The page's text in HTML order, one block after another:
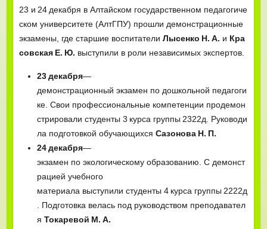
23 и 24 декабря в Алтайском государственном педагогиче
ском университете (АлтГПУ) прошли демонстрационные
экзамены, где старшие воспитатели Лысенко Н. А. и Кра
совская Е. Ю. выступили в роли независимых экспертов.
23 декабря—
демонстрационный экзамен по дошкольной педагоги
ке. Свои профессиональные компетенции продемон
стрировали студенты 3 курса группы 2322д. Руководи
ла подготовкой обучающихся Сазонова Н. П.
24 декабря—
экзамен по экологическому образованию. С демонст
рацией учебного
материала выступили студенты 4 курса группы 2222д
. Подготовка велась под руководством преподавател
я Токаревой М. А.